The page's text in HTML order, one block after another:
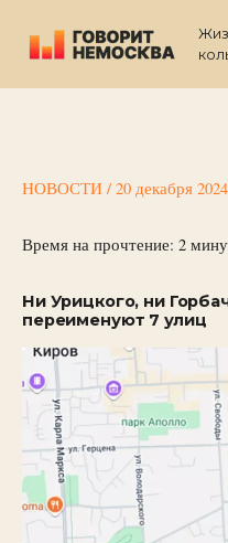
содержимому
НОВОСТИ / 20 декабря 2024
Время на прочтение: 2
Ни Урицкого, ни
переименуют 7 улиц